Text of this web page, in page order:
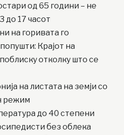
од 65 години – не
до 17 часот
на горивата го
Крајот на
отколку што се
на листата на земји со
режим
до 40 степени
без облека